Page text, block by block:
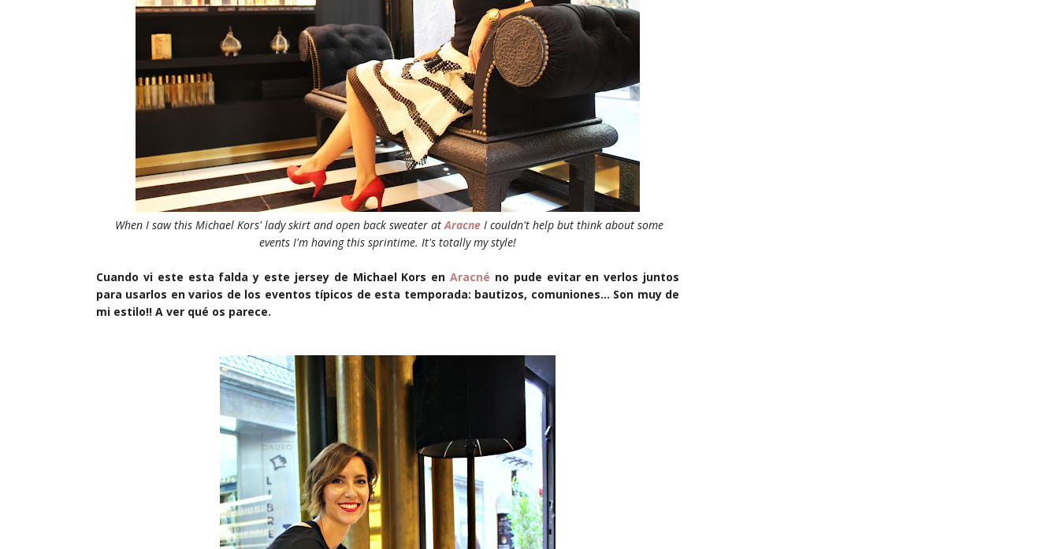
When I saw this Michael Kors' lady skirt and open back sweater atAracne I couldn't help but think about some
events I'm having this sprintime. It's totally my style!
Cuando vi este esta falda y este jersey de Michael Kors en Aracné no pude evitar en verlos juntos
para usarlos en varios de los eventos típicos de esta temporada: bautizos, comuniones... Son muy de
mi estilo!! A ver qué os parece.